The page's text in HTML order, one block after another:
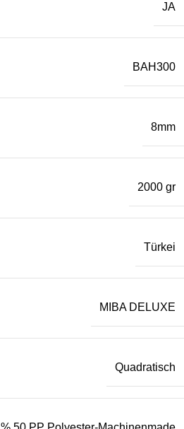
JA
BAH300
8mm
2000 gr
Türkei
MIBA DELUXE
Quadratisch